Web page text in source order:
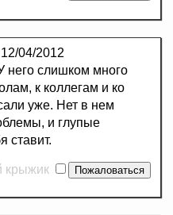
12/04/2012
него слишком много
к коллегам и ко
уже. Нет в нем
и глупые
ставит.
крыжик